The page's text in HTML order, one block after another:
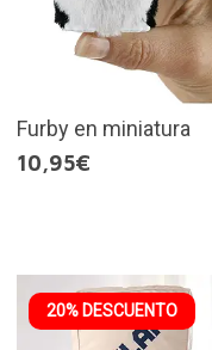
Furby en miniatura
10,95€
20% DESCUENTO